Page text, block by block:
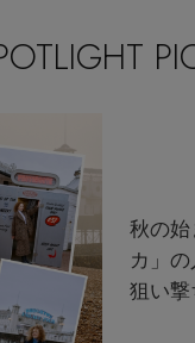
秋の
カ」
狙い撃